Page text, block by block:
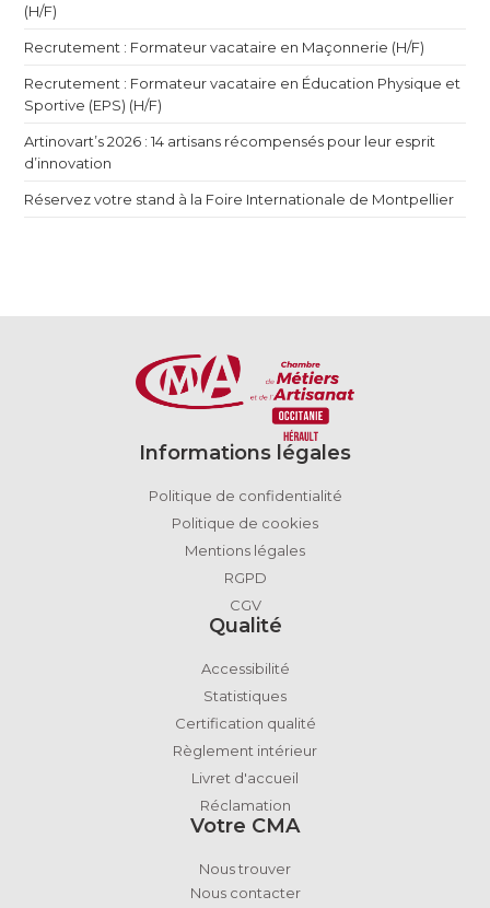
(H/F)
Recrutement : Formateur vacataire en Maçonnerie (H/F)
Recrutement : Formateur vacataire en Éducation Physique et
Sportive (EPS) (H/F)
Artinovart’s 2026 : 14 artisans récompensés pour leur esprit
d’innovation
Réservez votre stand à la Foire Internationale de Montpellier
Informations légales
Politique de confidentialité
Politique de cookies
Mentions légales
RGPD
CGV
Qualité
Accessibilité
Statistiques
Certification qualité
Règlement intérieur
Livret d'accueil
Réclamation
Votre CMA
Nous trouver
Nous contacter